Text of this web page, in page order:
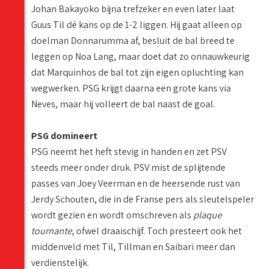
Johan Bakayoko bijna trefzeker en even later laat
Guus Til dé kans op de 1-2 liggen. Hij gaat alleen op
doelman Donnarumma af, besluit de bal breed te
leggen op Noa Lang, maar doet dat zo onnauwkeurig
dat Marquinhos de bal tot zijn eigen opluchting kan
wegwerken. PSG krijgt daarna een grote kans via
Neves, maar hij volleert de bal naast de goal.
PSG domineert
PSG neemt het heft stevig in handen en zet PSV
steeds meer onder druk. PSV mist de splijtende
passes van Joey Veerman en de heersende rust van
Jerdy Schouten, die in de Franse pers als sleutelspeler
wordt gezien en wordt omschreven als plaque
tournante, ofwel draaischijf. Toch presteert ook het
middenveld met Til, Tillman en Saibari meer dan
verdienstelijk.